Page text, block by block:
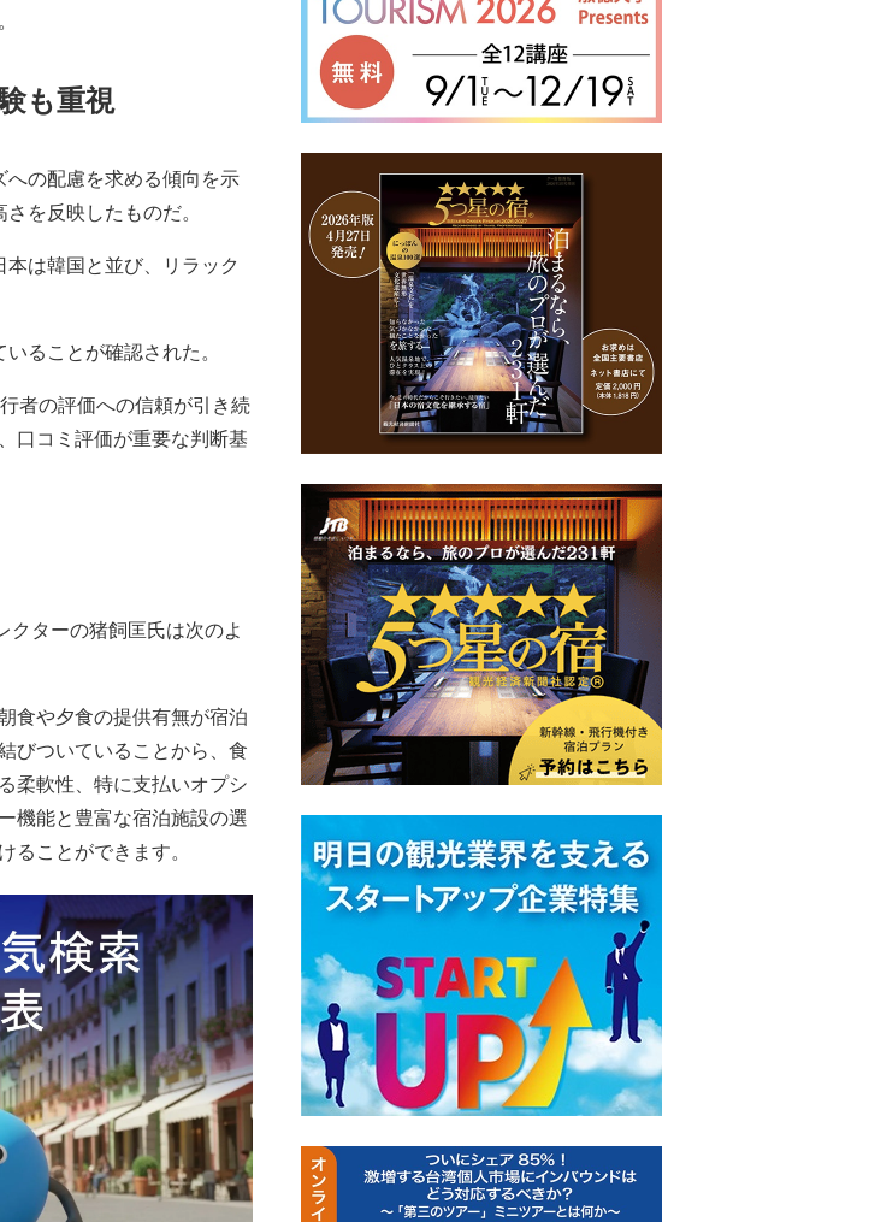
も重視
の配慮を求める傾向を示
を反映したものだ。
は韓国と並び、リラック
ることが確認された。
者の評価への信頼が引き続
口コミ評価が重要な判断基
ターの猪飼匡氏は次のよ
食や夕食の提供有無が宿泊
びついていることから、食
柔軟性、特に支払いオプシ
機能と豊富な宿泊施設の選
ることができます。